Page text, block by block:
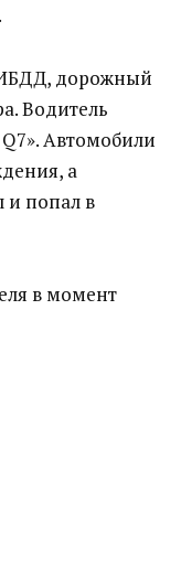
дорожный
Водитель
Автомобили
а
и попал в
в момент